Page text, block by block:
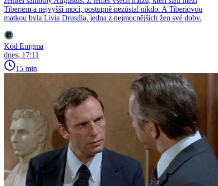
Tiberiem a nejvyšší mocí, postupně nezůstal nikdo. A Tiberiovou
matkou byla Livia Drusilla, jedna z nejmocnějších žen své doby.
Kód Enigma
dnes, 17:11
15 min